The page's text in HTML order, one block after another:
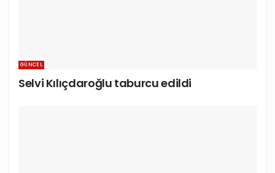
GÜNCEL
Selvi Kılıçdaroğlu taburcu edildi